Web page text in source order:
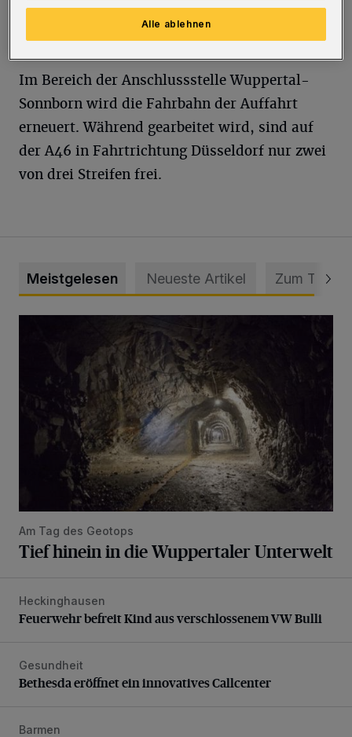
gesperrt. Umleitungen sind mit dem roten
Punkt ausgeschildert.
Im Bereich der Anschlussstelle Wuppertal-
Sonnborn wird die Fahrbahn der Auffahrt
erneuert. Während gearbeitet wird, sind auf
der A46 in Fahrtrichtung Düsseldorf nur zwei
von drei Streifen frei.
Meistgelesen Neueste Artikel Zum Thema
Am Tag des Geotops
Tief hinein in die Wuppertaler Unterwelt
Feuerwehr befreit Kind aus verschlossenem VW Bulli
Heckinghausen
Feuerwehr befreit Kind aus verschlossenem VW Bulli
Bethesda eröffnet ein innovatives Callcenter
Gesundheit
Bethesda eröffnet ein innovatives Callcenter
Neuer Projekteigner am Heubruch
Barmen
Alle ablehnen